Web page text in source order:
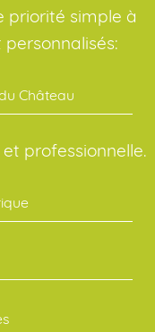
priorité simple à
personnalisés:
Château
professionnelle.